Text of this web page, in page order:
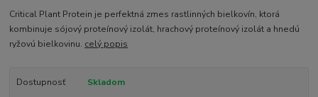
Critical Plant Protein je perfektná zmes rastlinných bielkovín, ktorá
kombinuje sójový proteínový izolát, hrachový proteínový izolát a hnedú
ryžovú bielkovinu. celý popis
Dostupnosť
Skladom